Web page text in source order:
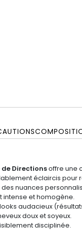
Directionsoffre une
éclaircis pour
nuances
intense et homogène.
audacieux
doux et soyeux.
disciplinée.